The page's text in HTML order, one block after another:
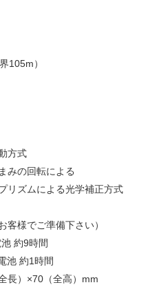
105m）
方式
転による
リズムによる光学補正方式
客様でご準備下さい）
約9時間
約1時間
長）×70（全高）mm